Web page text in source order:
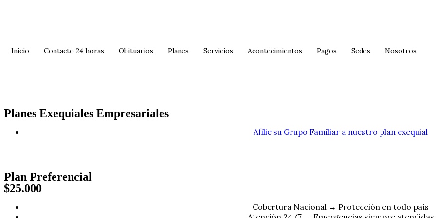
Inicio Contacto 24 horas Obituarios Planes Servicios Acontecimientos Pagos Sedes Nosotros
Planes Exequiales Empresariales
Afilie su Grupo Familiar a nuestro plan exequial
Plan Preferencial
$25.000
Cobertura Nacional → Protección en todo país